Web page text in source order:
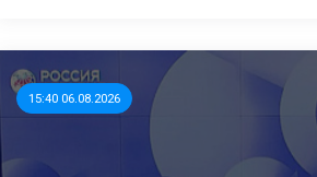
15:40 06.08.2026